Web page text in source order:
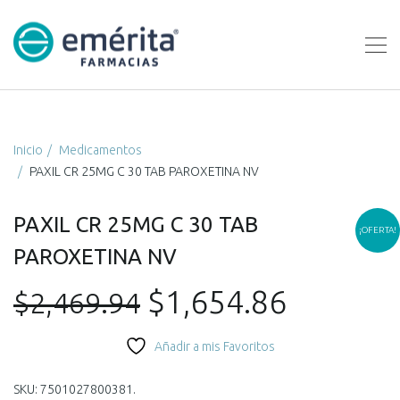
Inicio
Medicamentos
PAXIL CR 25MG C 30 TAB PAROXETINA NV
¡OFERTA!
PAXIL CR 25MG C 30 TAB
PAROXETINA NV
$2,469.94 El
precio
$1,654.86
Añadir a mis Favoritos
SKU: 7501027800381 .